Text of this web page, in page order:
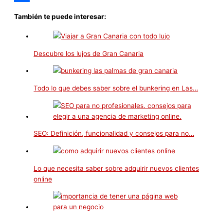
También te puede interesar:
Descubre los lujos de Gran Canaria
Todo lo que debes saber sobre el bunkering en Las…
SEO: Definición, funcionalidad y consejos para no…
Lo que necesita saber sobre adquirir nuevos clientes
online